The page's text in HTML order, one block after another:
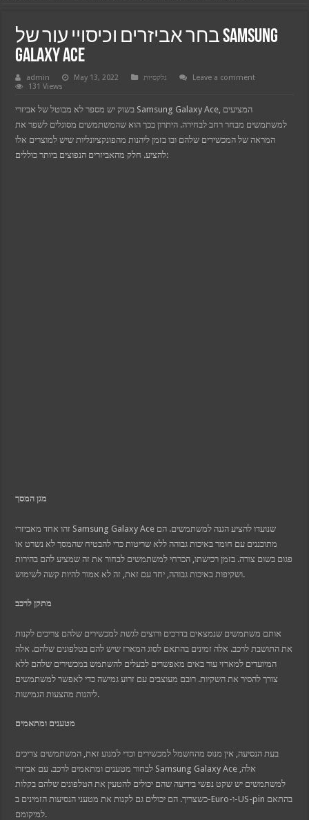
בחר אביזרים וכיסויי עור של Samsung
Galaxy Ace
admin May 13, 2022 גלקסיות
Leave a comment
131 Views
בשוק יש מספר לא מבוטל של אביזרי Samsung Galaxy Ace, המציעים
למשתמשים מבחר רחב לבחירה. היתרון בכך הוא שהמשתמשים מסוגלים לשפר את
המראה של המכשירים שלהם ובו בזמן ליהנות מהפונקציונליות שיש למוצרים אלו
להציע. חלק מהאביזרים הנפוצים ביותר כוללים:
מגן המסך
זהו אחד מאביזרי Samsung Galaxy Ace שנועדו להציע הגנה למשתמשים. הם
מתוכננים עם חומר באיכות גבוהה ללא שריטות כדי להבטיח שהמסך לא נשרט או
פגום בשום צורה. בזמן רכישתו, הכרחי למשתמשים לבחור את זה שמציע להם בהירות
ושקיפות באיכות גבוהה, יחד עם זאת, זה לא אמור להיות קשה לשימוש.
מתקן לרכב
אותם משתמשים שנמצאים בדרכים ורוצים לגשת למכשירים שלהם צריכים לקנות
את התושבת לרכב. אלה זמינים בהתאם לסוג המארז שיש להם בטלפונים שלהם. אלה
המיועדים למארזי עור באים מאפשרים לבעלים להשתמש במכשירים שלהם ללא
צורך להסיר את השקיות. רובם מעוצבים עם זרוע גמישה כדי לאפשר למשתמשים
ליהנות מהצעות הגמישות.
מטענים ומתאמים
בעת הנסיעה, אין מנוס מהחשמל למכשירים וכדי למנוע זאת, המשתמשים צריכים
לבחור מטענים ומתאמים לרכב. עם אביזרי Samsung Galaxy Ace אלה,
למשתמשים יש שקט נפשי בידיעה שהם יכולים להטעין את הטלפונים שלהם בקלות
כשצריך. הם יכולים גם לקנות את מטעני הנסיעות הזמינים ב-Euro-ו-US-pin בהתאם
למיקומם.